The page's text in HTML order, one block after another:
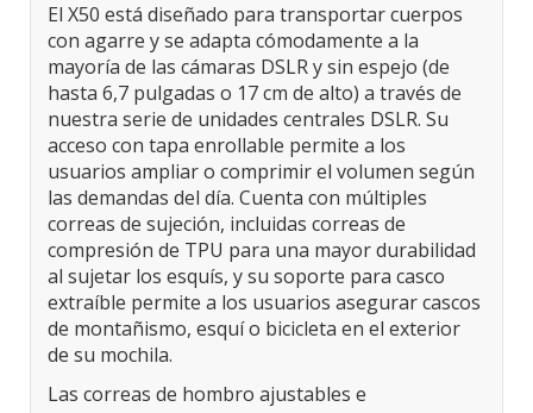
El X50 está diseñado para transportar cuerpos
con agarre y se adapta cómodamente a la
mayoría de las cámaras DSLR y sin espejo (de
hasta 6,7 ​​pulgadas o 17 cm de alto) a través de
nuestra serie de unidades centrales DSLR. Su
acceso con tapa enrollable permite a los
usuarios ampliar o comprimir el volumen según
las demandas del día. Cuenta con múltiples
correas de sujeción, incluidas correas de
compresión de TPU para una mayor durabilidad
al sujetar los esquís, y su soporte para casco
extraíble permite a los usuarios asegurar cascos
de montañismo, esquí o bicicleta en el exterior
de su mochila.
Las correas de hombro ajustables e